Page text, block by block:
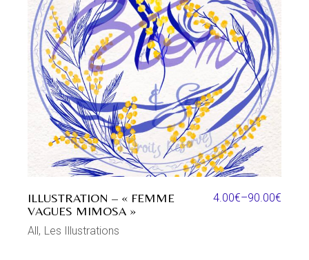
ILLUSTRATION – « FEMME
VAGUES MIMOSA »
4.00€–90.00€
All Les Illustrations